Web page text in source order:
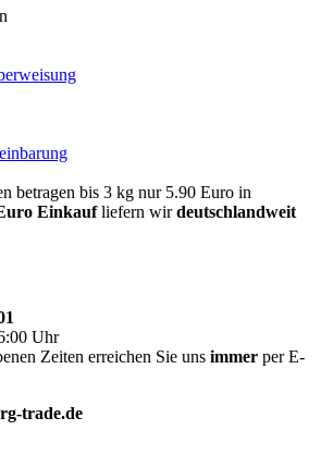
betragen bis 3 kg nur 5.90 Euro in
Einkaufliefern wirdeutschlandweit
Uhr
Zeiten erreichen Sie uns immer per E-
trade.de